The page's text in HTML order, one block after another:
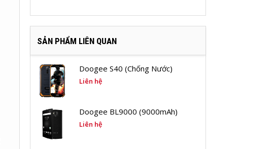
SẢN PHẨM LIÊN QUAN
Doogee S40 (Chống Nước)
Liên hệ
Doogee BL9000 (9000mAh)
Liên hệ